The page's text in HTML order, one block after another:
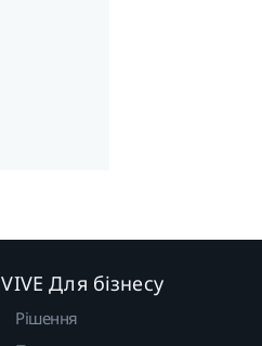
VIVE Для бізнесу
Рішення